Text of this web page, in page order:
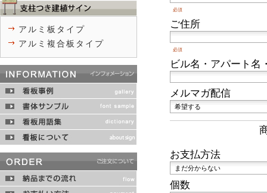
必須
ご住所
必須
ビル名・アパート名
メルマガ配信
お支払方法
個数
アルミ板タイプ
アルミ複合板タイプ